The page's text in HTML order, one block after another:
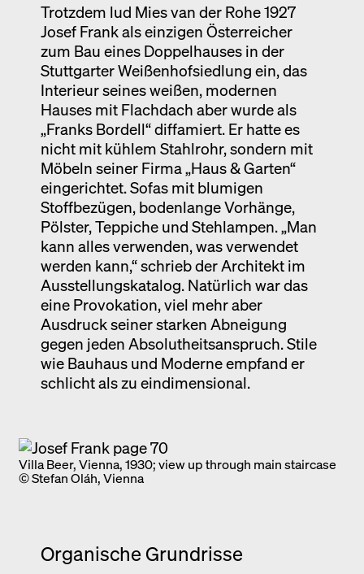
Trotzdem lud Mies van der Rohe 1927
Josef Frank als einzigen Österreicher
zum Bau eines Doppelhauses in der
Stuttgarter Weißenhofsiedlung ein, das
Interieur seines weißen, modernen
Hauses mit Flachdach aber wurde als
„Franks Bordell“ diffamiert. Er hatte es
nicht mit kühlem Stahlrohr, sondern mit
Möbeln seiner Firma „Haus & Garten“
eingerichtet. Sofas mit blumigen
Stoffbezügen, bodenlange Vorhänge,
Pölster, Teppiche und Stehlampen. „Man
kann alles verwenden, was verwendet
werden kann,“ schrieb der Architekt im
Ausstellungskatalog. Natürlich war das
eine Provokation, viel mehr aber
Ausdruck seiner starken Abneigung
gegen jeden Absolutheitsanspruch. Stile
wie Bauhaus und Moderne empfand er
schlicht als zu eindimensional.
Villa Beer, Vienna, 1930; view up through main staircase
© Stefan Oláh, Vienna
Organische Grundrisse